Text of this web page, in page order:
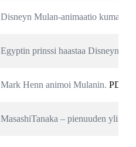
Disneyn Mulan-animaatio
Egyptin prinssi haastaa Disneyn.
Mark Henn animoi Mulanin. PDF
MasashiTanaka – pienuuden ylistys.